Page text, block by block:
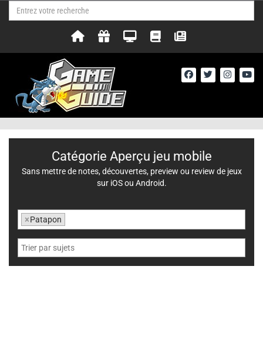
Catégorie Aperçu jeu mobile
Sans mettre de notes, découvertes, preview ou review de jeux
sur iOS ou Android.
×Patapon